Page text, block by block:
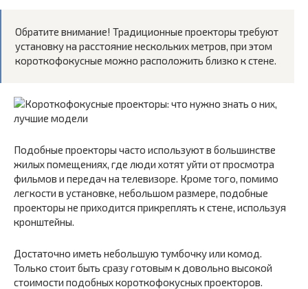
Обратите внимание! Традиционные проекторы требуют
установку на расстояние нескольких метров, при этом
короткофокусные можно расположить близко к стене.
Подобные проекторы часто используют в большинстве
жилых помещениях, где люди хотят уйти от просмотра
фильмов и передач на телевизоре. Кроме того, помимо
легкости в установке, небольшом размере, подобные
проекторы не приходится прикреплять к стене, используя
кронштейны.
Достаточно иметь небольшую тумбочку или комод.
Только стоит быть сразу готовым к довольно высокой
стоимости подобных короткофокусных проекторов.